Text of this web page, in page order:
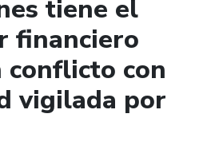
tiene el
financiero
con
vigilada por